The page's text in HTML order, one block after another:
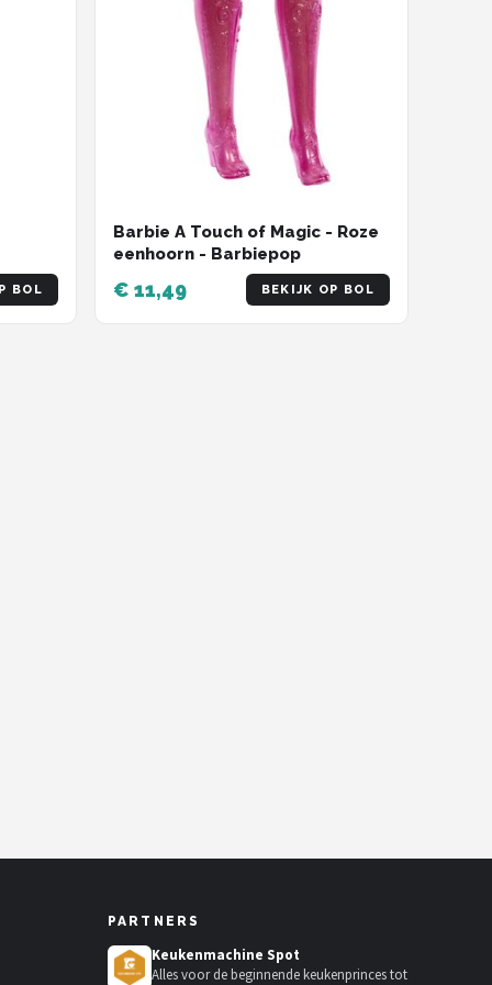
BOL
Barbie A Touch of Magic - Roze
eenhoorn - Barbiepop
€ 11,49 BEKIJK OP BOL
PARTNERS
Keukenmachine Spot
Alles voor de beginnende keukenprinces tot